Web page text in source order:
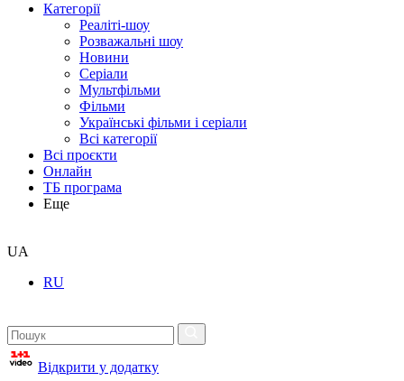
Категорії
Реаліті-шоу
Розважальні шоу
Новини
Серіали
Мультфільми
Фільми
Українські фільми і серіали
Всі категорії
Всі проєкти
Онлайн
ТБ програма
Еще
UA
RU
Відкрити у додатку